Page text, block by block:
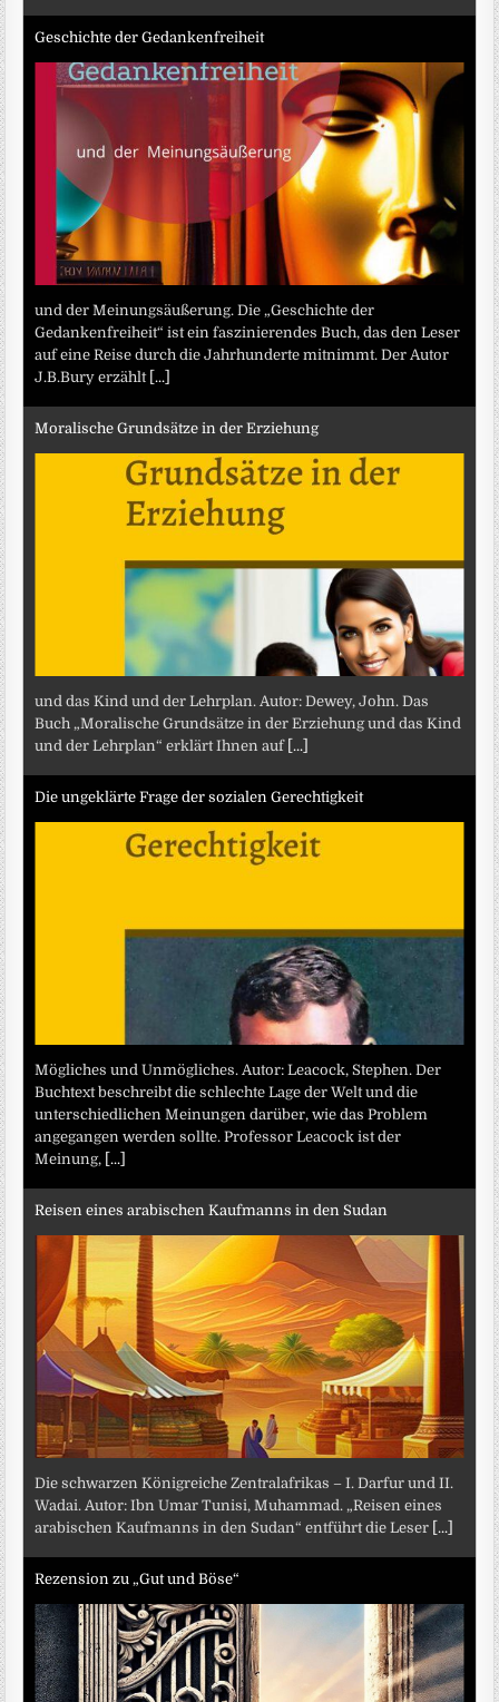
Geschichte der Gedankenfreiheit
und der Meinungsäußerung. Die „Geschichte der
Gedankenfreiheit“ ist ein faszinierendes Buch, das den Leser
auf eine Reise durch die Jahrhunderte mitnimmt. Der Autor
J.B.Bury erzählt [...]
Moralische Grundsätze in der Erziehung
und das Kind und der Lehrplan. Autor: Dewey, John. Das
Buch „Moralische Grundsätze in der Erziehung und das Kind
und der Lehrplan“ erklärt Ihnen auf [...]
Die ungeklärte Frage der sozialen Gerechtigkeit
Mögliches und Unmögliches. Autor: Leacock, Stephen. Der
Buchtext beschreibt die schlechte Lage der Welt und die
unterschiedlichen Meinungen darüber, wie das Problem
angegangen werden sollte. Professor Leacock ist der
Meinung, [...]
Reisen eines arabischen Kaufmanns in den Sudan
Die schwarzen Königreiche Zentralafrikas – I. Darfur und II.
Wadai. Autor: Ibn Umar Tunisi, Muhammad. „Reisen eines
arabischen Kaufmanns in den Sudan“ entführt die Leser [...]
Rezension zu „Gut und Böse“